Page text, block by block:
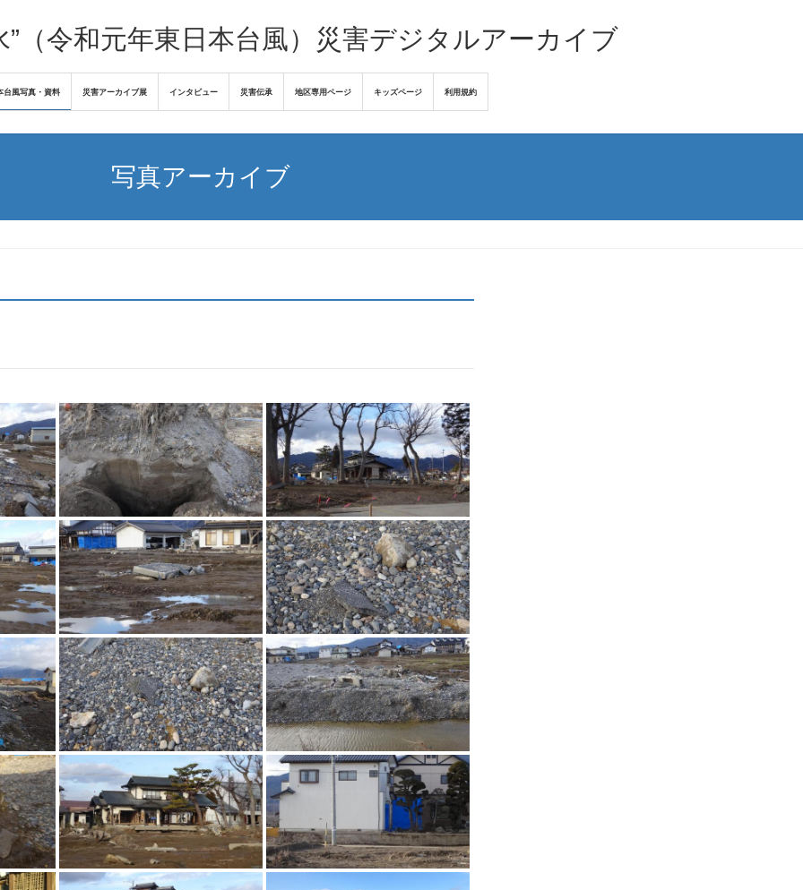
”（令和元年東日本台風）災害デジタルアーカイブ
台風写真・資料 災害アーカイブ展 インタビュー 災害伝承 地区専用ページ キッズページ 利用規約
写真アーカイブ